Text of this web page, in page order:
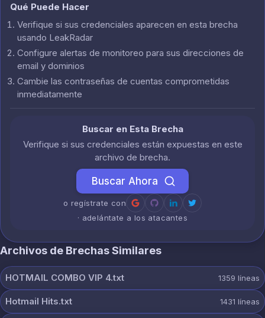
Qué Puede Hacer
Verifique si sus credenciales aparecen en esta brecha
usando LeakRadar
Configure alertas de monitoreo para sus direcciones de
email y dominios
Cambie las contraseñas de cuentas comprometidas
inmediatamente
Buscar en Esta Brecha
Verifique si sus credenciales están expuestas en este
archivo de brecha.
Buscar Ahora
o regístrate con
· adelántate a los atacantes
Archivos de Brechas Similares
HOTMAIL COMBO VIP 4.txt 1359 líneas
Hotmail Hits.txt 1431 líneas